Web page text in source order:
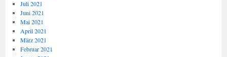
Juli 2021
Juni 2021
Mai 2021
April 2021
März 2021
Februar 2021